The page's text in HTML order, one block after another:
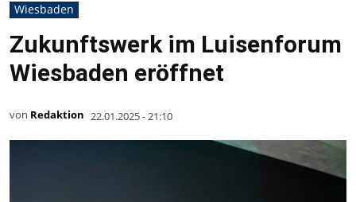
Wiesbaden
Zukunftswerk im Luisenforum
Wiesbaden eröffnet
von Redaktion 22.01.2025 - 21:10